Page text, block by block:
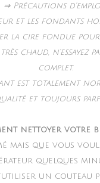
⇒ Précautions
et les fondants
la cire fondue
chaud, n’essayez
complet.
est totalement
et toujours
nettoyer votre
mais que vous
quelques
un couteau